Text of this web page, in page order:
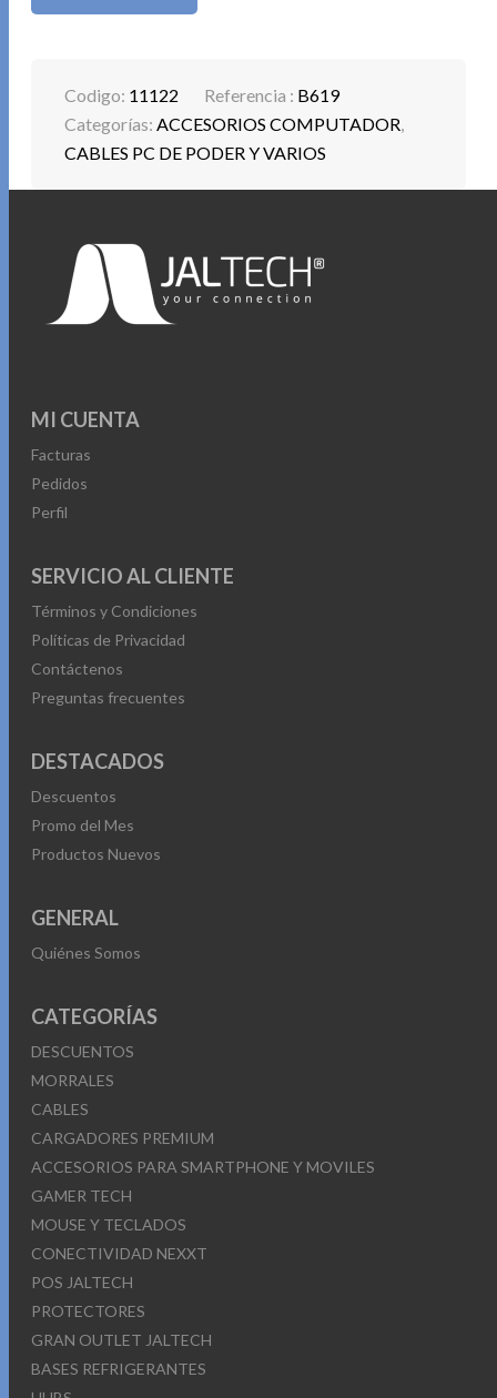
Codigo: 11122 Referencia : B619
Categorías:ACCESORIOS COMPUTADOR,
CABLES PC DE PODER Y VARIOS
MI CUENTA
Facturas
Pedidos
Perfil
SERVICIO AL CLIENTE
Términos y Condiciones
Políticas de Privacidad
Contáctenos
Preguntas frecuentes
DESTACADOS
Descuentos
Promo del Mes
Productos Nuevos
GENERAL
Quiénes Somos
CATEGORÍAS
DESCUENTOS
MORRALES
CABLES
CARGADORES PREMIUM
ACCESORIOS PARA SMARTPHONE Y MOVILES
GAMER TECH
MOUSE Y TECLADOS
CONECTIVIDAD NEXXT
POS JALTECH
PROTECTORES
GRAN OUTLET JALTECH
BASES REFRIGERANTES